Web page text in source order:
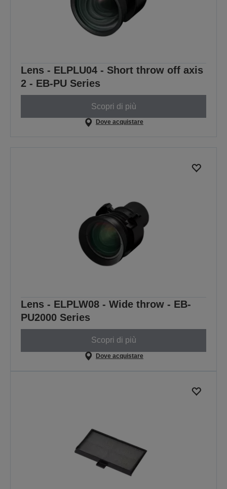
Lens - ELPLU04 - Short throw off axis
2 - EB-PU Series
Scopri di più
Dove acquistare
Lens - ELPLW08 - Wide throw - EB-
PU2000 Series
Scopri di più
Dove acquistare